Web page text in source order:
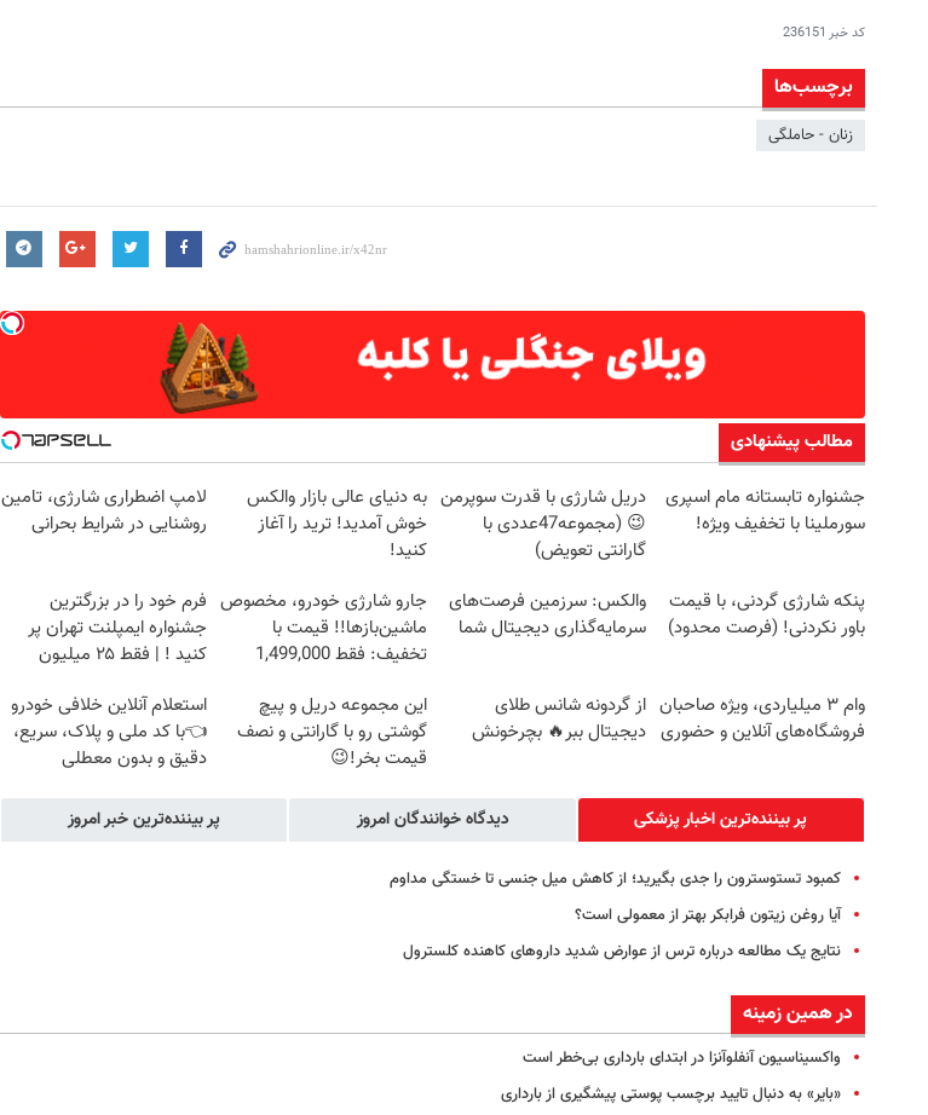
کد خبر 236151
برچسب‌ها
زنان - حاملگی
مطالب پیشنهادی
جشنواره تابستانه مام اسپری
سورملینا با تخفیف ویژه!
دریل شارژی با قدرت سوپرمن
😉 (مجموعه47عددی با
گارانتی تعویض)
به دنیای عالی بازار والکس
خوش آمدید! ترید را آغاز
کنید!
لامپ اضطراری شارژی، تامین
روشنایی در شرایط بحرانی
پنکه شارژی گردنی، با قیمت
باور نکردنی! (فرصت محدود)
والکس: سرزمین فرصت‌های
سرمایه‌گذاری دیجیتال شما
جارو شارژی خودرو، مخصوص
ماشین‌باز‌ها!! قیمت با
تخفیف: فقط 1,499,000
فرم خود را در بزرگترین
جشنواره ایمپلنت تهران پر
کنید ! | فقط ۲۵ میلیون
وام ۳ میلیاردی، ویژه صاحبان
فروشگاه‌های آنلاین و حضوری
از گردونه شانس طلای
دیجیتال ببر🔥 بچرخونش
این مجموعه دریل و پیچ
گوشتی رو با گارانتی و نصف
قیمت بخر!😉
استعلام آنلاین خلافی خودرو
👈با کد ملی و پلاک، سریع،
دقیق و بدون معطلی
پر بیننده‌ترین اخبار پزشکی دیدگاه خوانندگان امروز پر بیننده‌ترین خبر امروز
کمبود تستوسترون را جدی بگیرید؛ از کاهش میل جنسی تا خستگی مداوم
آیا روغن زیتون فرابکر بهتر از معمولی است؟
نتایج یک مطالعه درباره ترس از عوارض شدید داروهای کاهنده کلسترول
در همین زمینه
واکسیناسیون آنفلوآنزا در ابتدای بارداری بی‌خطر است
«بایر» به دنبال تایید برچسب پوستی پیشگیری از بارداری